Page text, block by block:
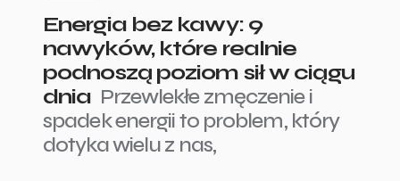
Energia bez kawy: 9
nawyków, które realnie
podnoszą poziom sił w ciągu
dnia Przewlekłe zmęczenie i
spadek energii to problem, który
dotyka wielu z nas,